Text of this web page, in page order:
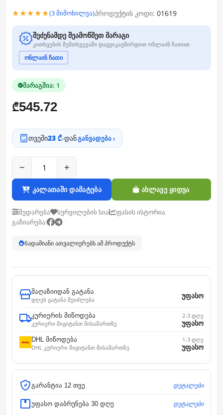
★★★★★(3 მიმოხილვა)პროდუქტის კოდი: 01619
შეძენამდე შეამოწმეთ მარაგი
კითხვების შემთხვევაში დაგვიკავშირდით ონლაინ ჩათით
ონლაინ ჩათი
მარაგშია: 1
₾545.72
თვეში23 ₾-დანგანვადება ›
− +
კალათაში დამატება ახლავე ყიდვა
შედარება სურვილების სია
ფასის ისტორია
გაზიარება:
6ადამიანი ათვალიერებს ამ პროდუქტს
მაღაზიიდან გატანა
დღეს გატანა შეიძლება
უფასო
კურიერის მიწოდება
კურიერი მიგიტანთ მისამართზე
2-3 დღე
უფასო
DHL მიწოდება
DHL კურიერი მიგიტანთ მისამართზე
1-3 დღე
უფასო
გარანტია 12 თვე დეტალები
უფასო დაბრუნება 30 დღე დეტალები